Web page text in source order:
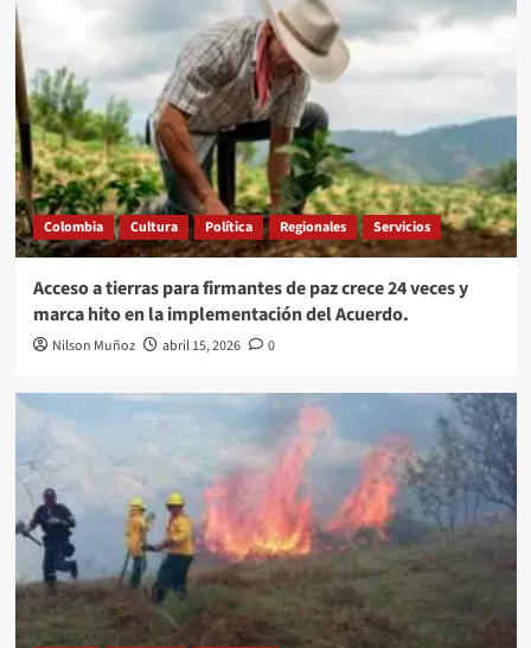
Colombia Cultura Política Regionales Servicios
Acceso a tierras para firmantes de paz crece 24 veces y
marca hito en la implementación del Acuerdo.
Nilson Muñoz abril 15, 2026 0